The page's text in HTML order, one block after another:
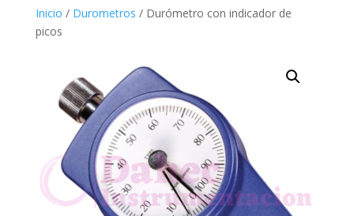
Inicio / Durometros / Durómetro con indicador de
picos